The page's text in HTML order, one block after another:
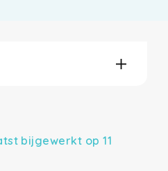
bijgewerkt op 11